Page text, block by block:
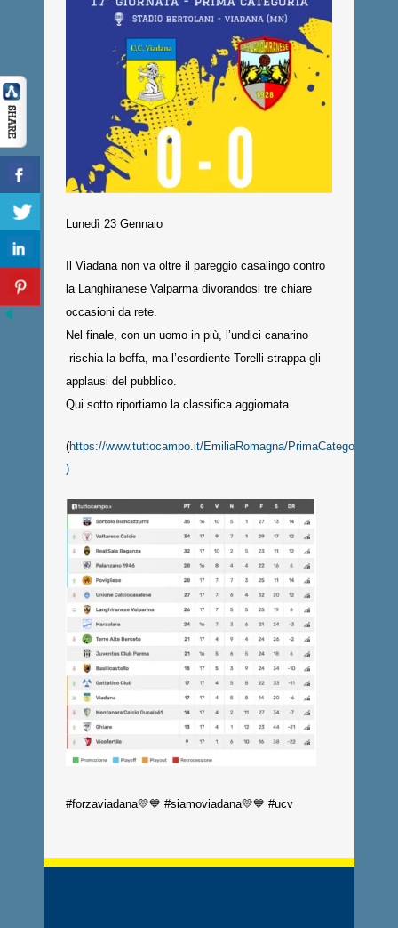
Lunedì 23 Gennaio
Il Viadana non va oltre il pareggio casalingo contro
la Langhiranese Valparma divorandosi tre chiare
occasioni da rete.
Nel finale, con un uomo in più, l’undici canarino
rischia la beffa, ma l’esordiente Torelli strappa gli
applausi del pubblico.
Qui sotto riportiamo la classifica aggiornata.
(https://www.tuttocampo.it/EmiliaRomagna/PrimaCategoria/
)
#forzaviadana💛💙 #siamoviadana💛💙 #ucv